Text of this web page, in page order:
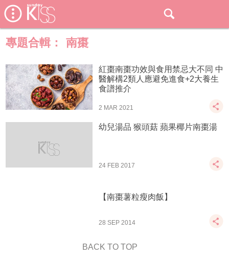
專題合輯： 南棗
紅棗南棗功效與食用禁忌大不同 中
醫解構2類人應避免進食+2大養生
食譜推介
2 MAR 2021
幼兒湯品 猴頭菇 蘋果椰片南棗湯
24 FEB 2017
【南棗薯粒瘦肉飯】
28 SEP 2014
BACK TO TOP